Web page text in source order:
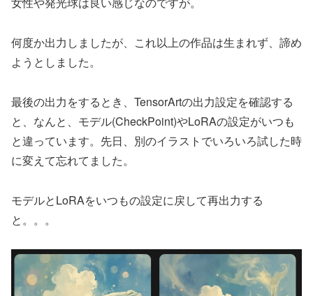
何度か出力しましたが、これ以上の作品は生まれず、諦め
ようとしました。
最後の出力をするとき、TensorArtの出力設定を確認する
と、なんと、モデル(CheckPoint)やLoRAの設定がいつも
と違っています。先日、別のイラストでいろいろ試した時
に変えて忘れてました。
モデルとLoRAをいつもの設定に戻して再出力する
と。。。